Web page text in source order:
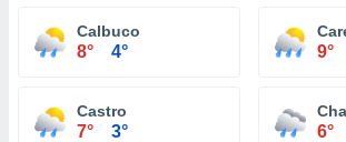
Calbuco
8° 4° 9°
Castro
7° 3° 6°